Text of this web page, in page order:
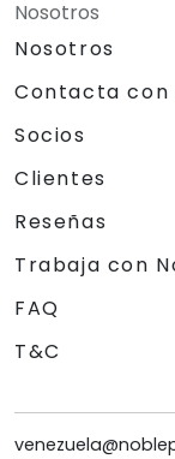
Nosotros
Nosotros
Contacta con
Socios
Clientes
Reseñas
Trabaja con
FAQ
T&C